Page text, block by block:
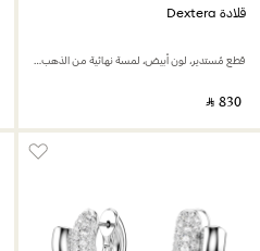
قلادة Dextera
قطع مُستدير، لون أبيض، لمسة نهائية من الذهب الوردي عيار 18 قيراط
‎ ⃁ ⁦830⁩ ‎